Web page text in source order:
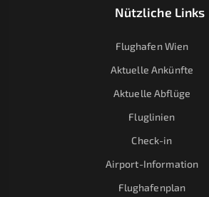
Nützliche Links
Flughafen Wien
Aktuelle Ankünfte
Aktuelle Abflüge
Fluglinien
Check-in
Airport-Information
Flughafenplan